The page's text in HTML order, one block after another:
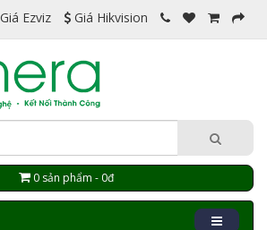
Giá Ezviz Giá Hikvision
0 sản phẩm - 0đ